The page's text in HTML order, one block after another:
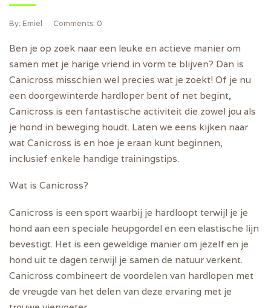
By: Emiel Comments: 0
Ben je op zoek naar een leuke en actieve manier om
samen met je harige vriend in vorm te blijven? Dan is
Canicross misschien wel precies wat je zoekt! Of je nu
een doorgewinterde hardloper bent of net begint,
Canicross is een fantastische activiteit die zowel jou als
je hond in beweging houdt. Laten we eens kijken naar
wat Canicross is en hoe je eraan kunt beginnen,
inclusief enkele handige trainingstips.
Wat is Canicross?
Canicross is een sport waarbij je hardloopt terwijl je je
hond aan een speciale heupgordel en een elastische lijn
bevestigt. Het is een geweldige manier om jezelf en je
hond uit te dagen terwijl je samen de natuur verkent.
Canicross combineert de voordelen van hardlopen met
de vreugde van het delen van deze ervaring met je